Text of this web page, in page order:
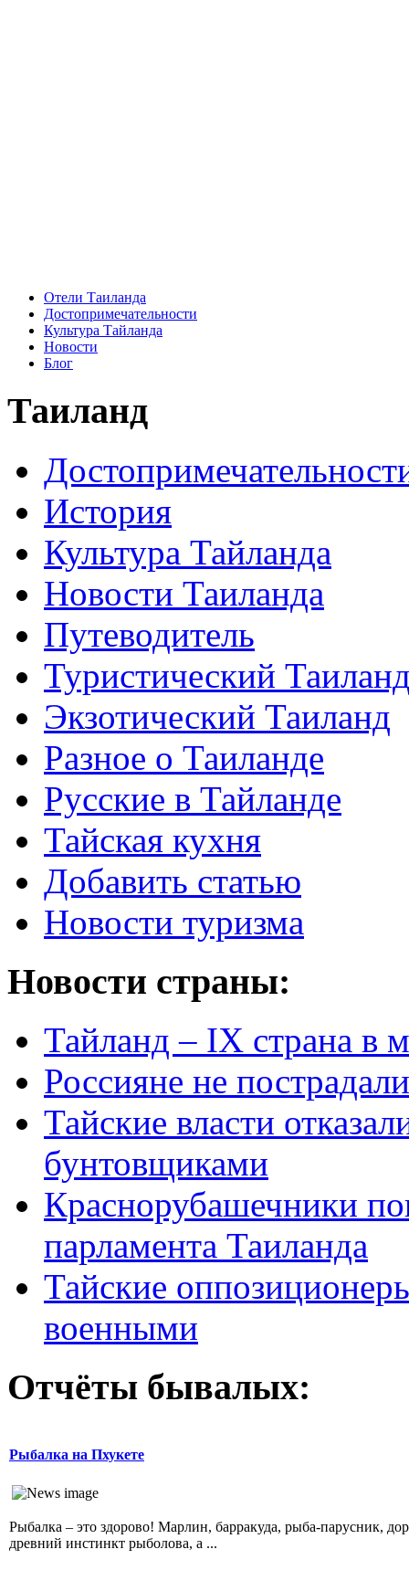
Отели Таиланда
Достопримечательности
Культура Тайланда
Новости
Блог
Таиланд
История
Культура Тайланда
Новости Таиланда
Путеводитель
Туристический
Экзотический Таиланд
Разное о Таиланде
Русские в Тайланде
Тайская кухня
Добавить статью
Новости туризма
Новости страны:
Тайланд – IX страна в
Россияне не
Тайские власти
бунтовщиками
Краснорубашечники
парламента Таиланда
Тайские
военными
Отчёты бывалых:
Рыбалка на Пхукете
Рыбалка – это здорово! Марлин, барракуда, рыба-парусник,
древний инстинкт рыболова, а ...